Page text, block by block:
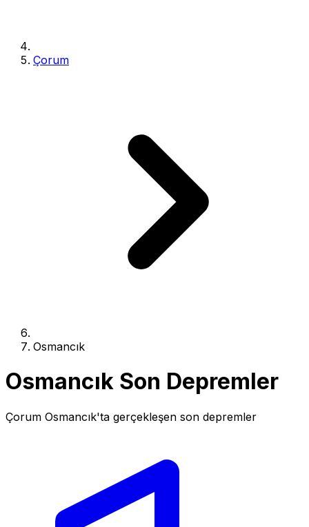
Çorum
Osmancık
Osmancık Son Depremler
Çorum Osmancık'ta gerçekleşen son depremler